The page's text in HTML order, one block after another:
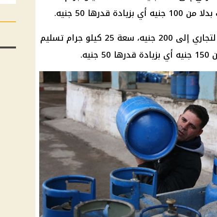
50 جنيه.
إلى 200 جنيه
، سعة 25 كيلو جرام تسليم